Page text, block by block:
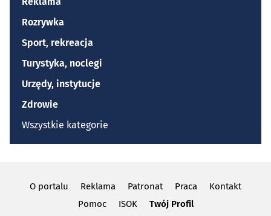
Rozrywka
Sport, rekreacja
Turystyka, noclegi
Urzędy, instytucje
Zdrowie
Wszystkie kategorie
O portalu Reklama Patronat Praca
Kontakt
Pomoc
ISOK Twój Profil